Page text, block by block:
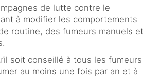
de lutte contre le
à modifier les comportements
routine, des fumeurs manuels et
soit conseillé à tous les fumeurs
au moins une fois par an et à